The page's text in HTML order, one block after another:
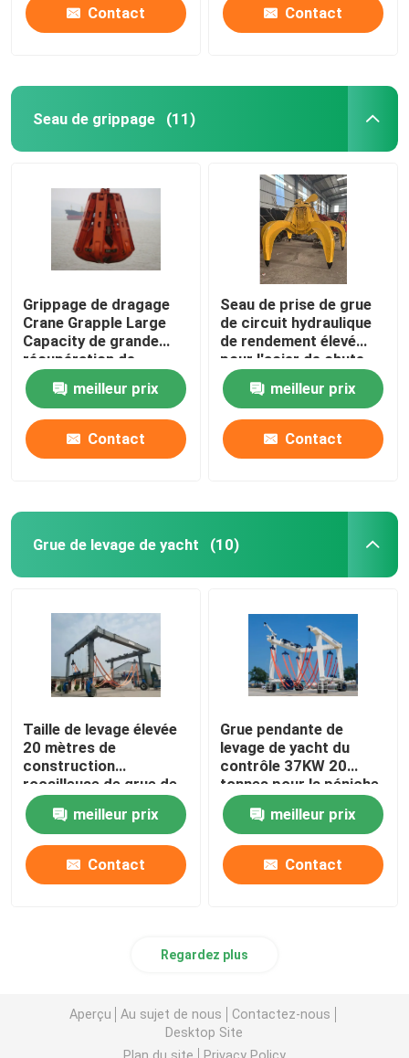
Contact Contact
Seau de grippage (11)
Grippage de dragage
Crane Grapple Large
Capacity de grande
récupération de
personnalisation
meilleur prix
Contact
Seau de prise de grue
de circuit hydraulique
de rendement élevé
pour l'acier de chute
facile à manipuler
meilleur prix
Contact
Grue de levage de yacht (10)
Taille de levage élevée
20 mètres de
construction
rocailleuse de grue de
levage de yacht
meilleur prix
Contact
Grue pendante de
levage de yacht du
contrôle 37KW 20
tonnes pour la péniche
meilleur prix
Contact
Regardez plus
Aperçu Au sujet de nous
Contactez-nous
Desktop Site
Plan du site
Privacy Policy